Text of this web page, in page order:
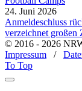
24. Juni 2026
Anmeldeschluss
verzeichnet großen
© 2016 - 2026
Impressum /
To Top